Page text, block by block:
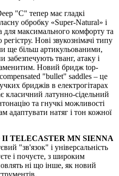
"C" тепер має гладкі
обробку «Super-Natural» і
для максимального комфорту та
Нові звукознімачі типу
ще більш артикульованими,
тванг, атаку і
Новий бридж top-
"bullet" saddles – це
бриджів в електрогітарах
класичний латунно-сідельний
та гнучкі можливості
адаптувати натяг і тон кожної
TELECASTER MN SIENNA
"зв'язок" і універсальність
і почуєте, з широким
ні що інше, як новий